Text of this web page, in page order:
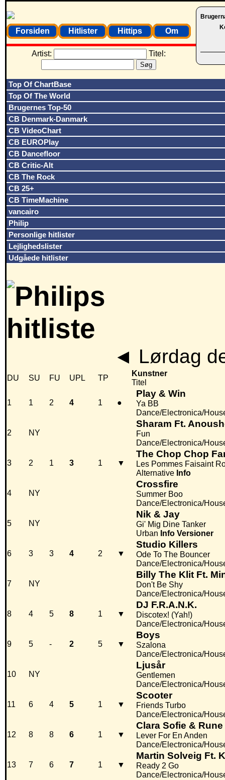
Forsiden Hitlister Hittips Om
Artist: Titel:
Top Of ChartBase
Top Of The World
Brugernes Top-50
CB Denmark-Danmark
CB VideoChart
CB EUROPlay
CB Dancefloor
CB Critic-Alt
CB The Rock
CB 25+
CB TimeMachine
vancairo
Philip
Personlige hitlister
Lejlighedslister
Udgåede hitlister
◄ Lørdag
DU SU FU UPL TP
Kunstner
Titel
1 1 2 4 1 ●
Play & Win
Ya BB
Dance/Electronica/
2 NY
Sharam Ft.
Fun
Dance/Electronica/
3 2 1 3 1 ▼
The Chop Chop
Les Pommes Faisaint
Alternative Info
4 NY
Crossfire
Summer Boo
Dance/Electronica/
5 NY
Nik & Jay
Gi' Mig Dine Tanker
Urban Info Versioner
6 3 3 4 2 ▼
Studio Killers
Ode To The Bouncer
Dance/Electronica/
7 NY
Billy The Klit Ft.
Don't Be Shy
Dance/Electronica/
8 4 5 8 1 ▼
DJ F.R.A.N.K.
Discotex! (Yah!)
Dance/Electronica/
9 5 - 2 5 ▼
Boys
Szalona
Dance/Electronica/
10 NY
Ljusår
Gentlemen
Dance/Electronica/
11 6 4 5 1 ▼
Scooter
Friends Turbo
Dance/Electronica/
12 8 8 6 1 ▼
Clara Sofie & Rune
Lever For En Anden
Dance/Electronica/
13 7 6 7 1 ▼
Martin Solveig Ft.
Ready 2 Go
Dance/Electronica/